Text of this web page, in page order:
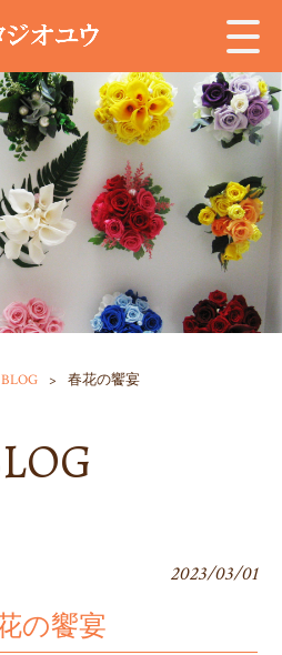
BLOG > 春花の饗宴
2023/03/01
の饗宴